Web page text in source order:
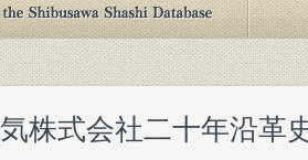
株式会社二十年沿革